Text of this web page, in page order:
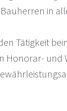
in
Tätigkeit